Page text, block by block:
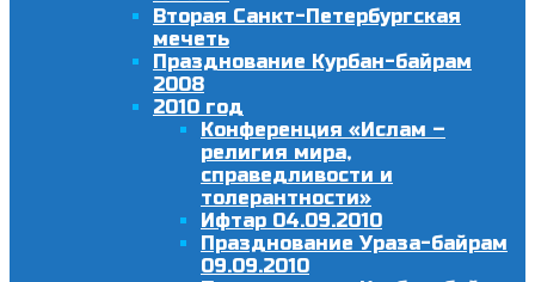
Вторая Санкт-Петербургская
мечеть
Празднование Курбан-байрам
2008
2010 год
Конференция «Ислам –
религия мира,
справедливости и
толерантности»
Ифтар 04.09.2010
Празднование Ураза-байрам
09.09.2010